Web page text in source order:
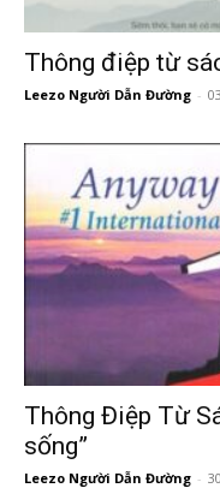
Thông điệp từ
Leezo Người Dẫn Đường -
Thông Điệp Từ
sống”
Leezo Người Dẫn Đường -